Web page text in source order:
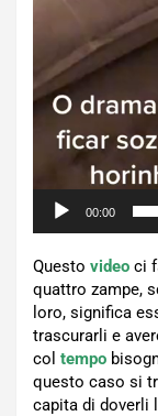
00:00
Questo video ci
quattro zampe,
loro, significa
trascurarli e
col tempo
questo caso si
capita di doverli